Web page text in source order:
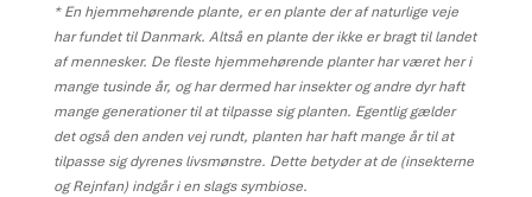
* En hjemmehørende plante, er en plante der af naturlige veje
har fundet til Danmark. Altså en plante der ikke er bragt til landet
af mennesker. De fleste hjemmehørende planter har været her i
mange tusinde år, og har dermed har insekter og andre dyr haft
mange generationer til at tilpasse sig planten. Egentlig gælder
det også den anden vej rundt, planten har haft mange år til at
tilpasse sig dyrenes livsmønstre. Dette betyder at de (insekterne
og Rejnfan) indgår i en slags symbiose.